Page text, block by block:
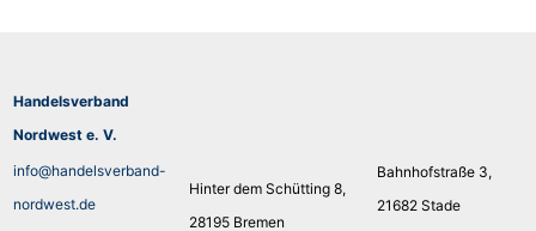
Handelsverband
Nordwest e. V.
info@handelsverband-
nordwest.de
Hinter dem Schütting 8,
28195 Bremen
Bahnhofstraße 3,
21682 Stade